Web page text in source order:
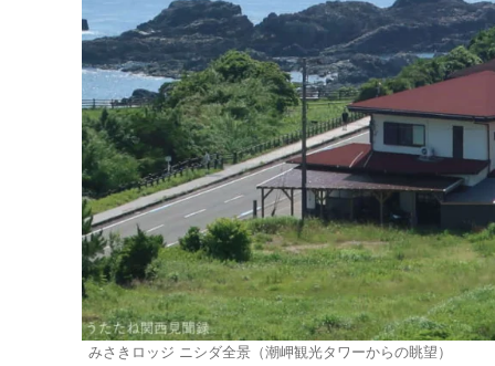
みさきロッジ ニシダ全景（潮岬観光タワーからの眺望）